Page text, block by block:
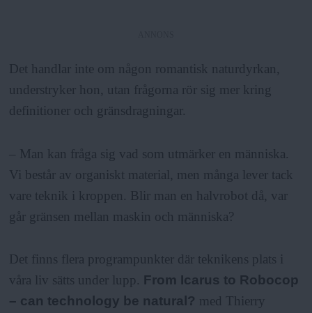
Det handlar inte om någon romantisk naturdyrkan,
understryker hon, utan frågorna rör sig mer kring
definitioner och gränsdragningar.
– Man kan fråga sig vad som utmärker en människa.
Vi består av organiskt material, men många lever tack
vare teknik i kroppen. Blir man en halvrobot då, var
går gränsen mellan maskin och människa?
Det finns flera programpunkter där teknikens plats i
våra liv sätts under lupp. From Icarus to Robocop
– can technology be natural? med Thierry